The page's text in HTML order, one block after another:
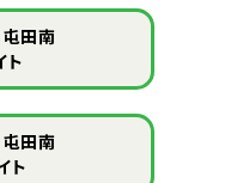
田南
ト
田南
ト